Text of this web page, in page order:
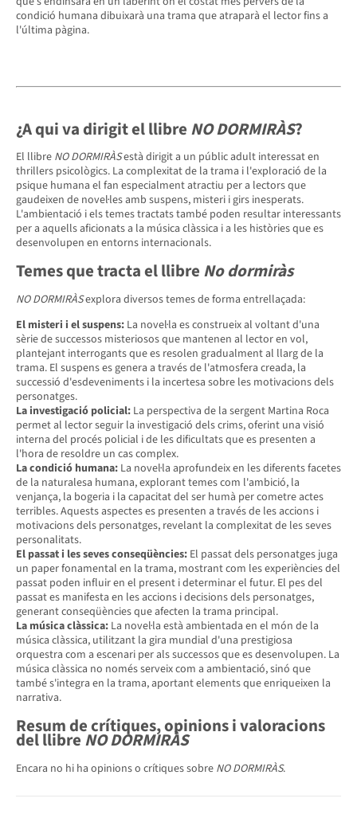
condició humana dibuixarà una trama que atraparà el lector fins a
l'última pàgina.
¿A qui va dirigit el llibre NO DORMIRÀS?
El llibre NO DORMIRÀSestà dirigit a un públic adult interessat en
thrillers psicològics. La complexitat de la trama i l'exploració de la
psique humana el fan especialment atractiu per a lectors que
gaudeixen de novel·les amb suspens, misteri i girs inesperats.
L'ambientació i els temes tractats també poden resultar interessants
per a aquells aficionats a la música clàssica i a les històries que es
desenvolupen en entorns internacionals.
Temes que tracta el llibre No dormiràs
NO DORMIRÀSexplora diversos temes de forma entrellaçada:
El misteri i el suspens: La novel·la es construeix al voltant d'una
sèrie de successos misteriosos que mantenen al lector en vol,
plantejant interrogants que es resolen gradualment al llarg de la
trama. El suspens es genera a través de l'atmosfera creada, la
successió d'esdeveniments i la incertesa sobre les motivacions dels
personatges.
La investigació policial: La perspectiva de la sergent Martina Roca
permet al lector seguir la investigació dels crims, oferint una visió
interna del procés policial i de les dificultats que es presenten a
l'hora de resoldre un cas complex.
La condició humana: La novel·la aprofundeix en les diferents facetes
de la naturalesa humana, explorant temes com l'ambició, la
venjança, la bogeria i la capacitat del ser humà per cometre actes
terribles. Aquests aspectes es presenten a través de les accions i
motivacions dels personatges, revelant la complexitat de les seves
personalitats.
El passat i les seves conseqüències: El passat dels personatges juga
un paper fonamental en la trama, mostrant com les experiències del
passat poden influir en el present i determinar el futur. El pes del
passat es manifesta en les accions i decisions dels personatges,
generant conseqüències que afecten la trama principal.
La música clàssica: La novel·la està ambientada en el món de la
música clàssica, utilitzant la gira mundial d'una prestigiosa
orquestra com a escenari per als successos que es desenvolupen. La
música clàssica no només serveix com a ambientació, sinó que
també s'integra en la trama, aportant elements que enriqueixen la
narrativa.
Resum de crítiques, opinions i valoracions
del llibreNO DORMIRÀS
Encara no hi ha opinions o crítiques sobre NO DORMIRÀS.